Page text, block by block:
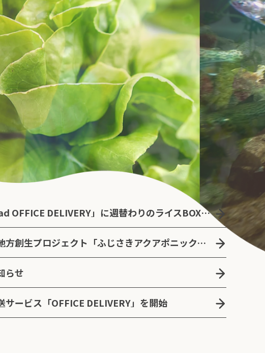
「AQUAMO salad OFFICE DELIVERY」に週替わりのライスBOXとデリサンドが新登場
青森県藤崎町の地方創生プロジェクト「ふじさきアクアポニックスタウン」の立ち上げを支援
らせ
サービス「OFFICE DELIVERY」を開始